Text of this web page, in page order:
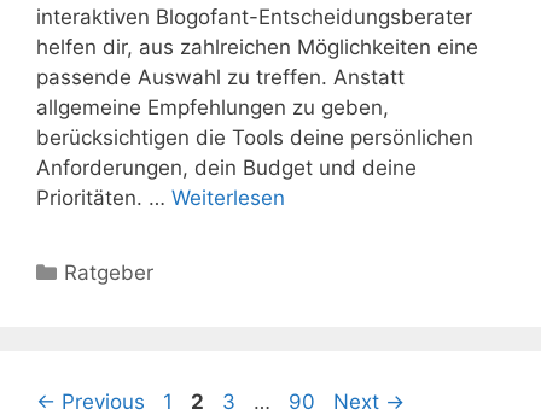
interaktiven Blogofant-Entscheidungsberater
helfen dir, aus zahlreichen Möglichkeiten eine
passende Auswahl zu treffen. Anstatt
allgemeine Empfehlungen zu geben,
berücksichtigen die Tools deine persönlichen
Anforderungen, dein Budget und deine
Prioritäten. … Weiterlesen
Kategorien
Ratgeber
← Previous Seite
1 Seite
2 Seite
3 … Seite
90 Next →